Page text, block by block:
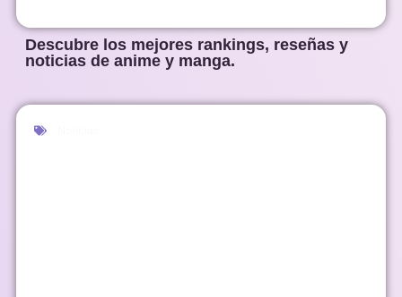
Descubre los mejores rankings, reseñas y
noticias de anime y manga.